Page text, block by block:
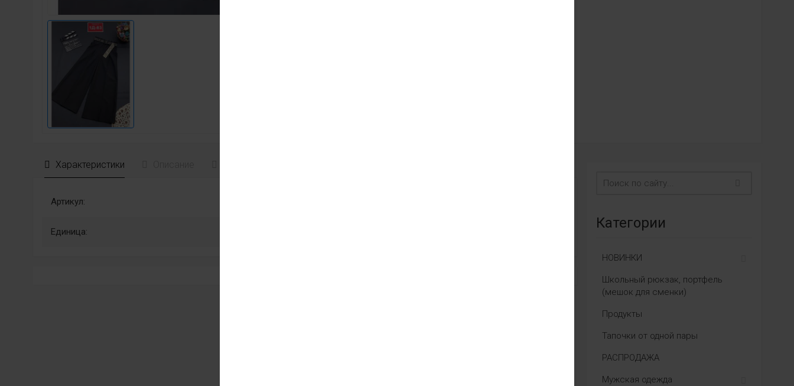
Характеристики
Артикул:
Единица:
Категории
НОВИНКИ
Школьный рюкзак, портфель
(мешок для сменки)
Продукты
Тапочки от одной пары
РАСПРОДАЖА
Мужская одежда